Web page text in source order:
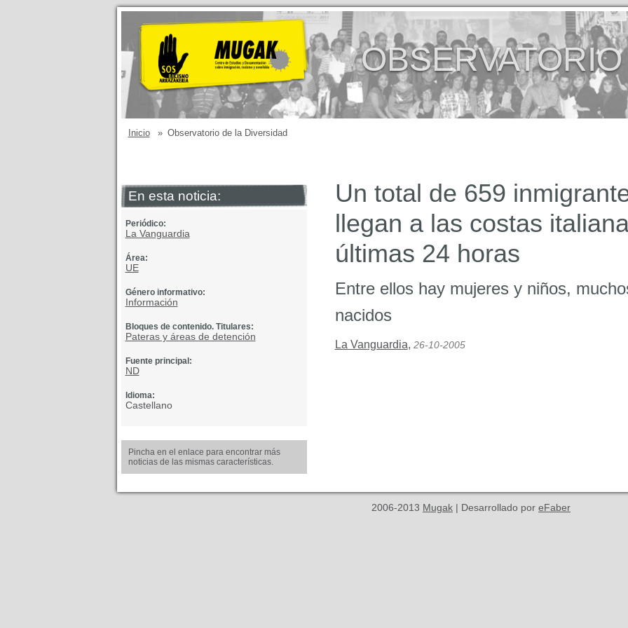
Inicio » Observatorio de la Diversidad
En esta noticia:
Periódico:
La Vanguardia
Área:
UE
Género informativo:
Información
Bloques de contenido. Titulares:
Pateras y áreas de detención
Fuente principal:
ND
Idioma:
Castellano
Pincha en el enlace para encontrar más
noticias de las mismas características.
Un total de 659
llegan a las costas
últimas 24 horas
Entre ellos hay mujeres y niños,
nacidos
La Vanguardia, 26-10-2005
2006-2013 Mugak | Desarrollado por eFaber